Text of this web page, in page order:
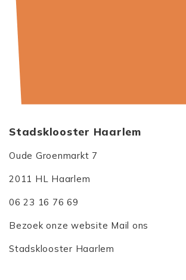
Stadsklooster Haarlem
Oude Groenmarkt 7
2011 HL Haarlem
06 23 16 76 69
Bezoek onze website Mail ons
Stadsklooster Haarlem